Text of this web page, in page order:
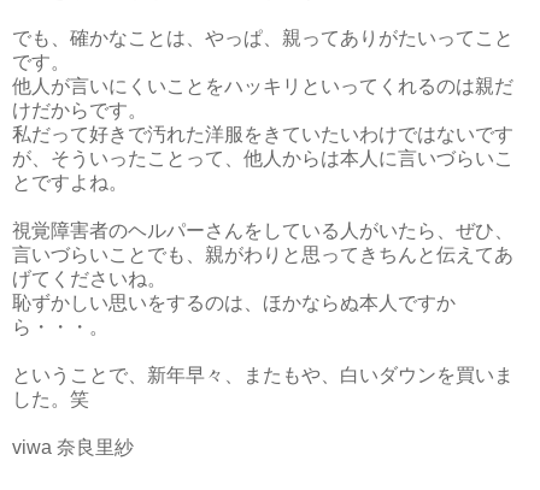
でも、確かなことは、やっぱ、親ってありがたいってこと
です。
他人が言いにくいことをハッキリといってくれるのは親だ
けだからです。
私だって好きで汚れた洋服をきていたいわけではないです
が、そういったことって、他人からは本人に言いづらいこ
とですよね。
視覚障害者のヘルパーさんをしている人がいたら、ぜひ、
言いづらいことでも、親がわりと思ってきちんと伝えてあ
げてくださいね。
恥ずかしい思いをするのは、ほかならぬ本人ですか
ら・・・。
ということで、新年早々、またもや、白いダウンを買いま
した。笑
viwa 奈良里紗